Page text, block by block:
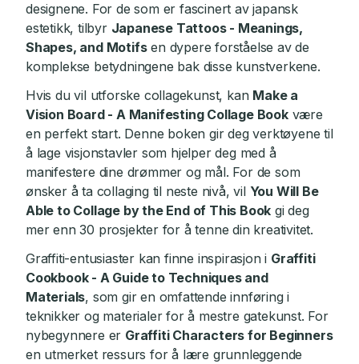
designene. For de som er fascinert av japansk
estetikk, tilbyr Japanese Tattoos - Meanings,
Shapes, and Motifsen dypere forståelse av de
komplekse betydningene bak disse kunstverkene.
Hvis du vil utforske collagekunst, kan Make a
Vision Board - A Manifesting Collage Bookvære
en perfekt start. Denne boken gir deg verktøyene til
å lage visjonstavler som hjelper deg med å
manifestere dine drømmer og mål. For de som
ønsker å ta collaging til neste nivå, vil You Will Be
Able to Collage by the End of This Book gi deg
mer enn 30 prosjekter for å tenne din kreativitet.
Graffiti-entusiaster kan finne inspirasjon i Graffiti
Cookbook - A Guide to Techniques and
Materials, som gir en omfattende innføring i
teknikker og materialer for å mestre gatekunst. For
nybegynnere er Graffiti Characters for Beginners
en utmerket ressurs for å lære grunnleggende